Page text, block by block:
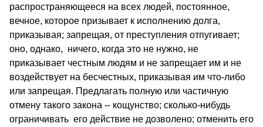
распространяющееся на всех людей, постоянное,
вечное, которое призывает к исполнению долга,
приказывая; запрещая, от преступления отпугивает;
оно, однако, ничего, когда это не нужно, не
приказывает честным людям и не запрещает им и не
воздействует на бесчестных, приказывая им что-либо
или запрещая. Предлагать полную или частичную
отмену такого закона -- кощунство; сколько-нибудь
ограничивать его действие не дозволено; отменить его